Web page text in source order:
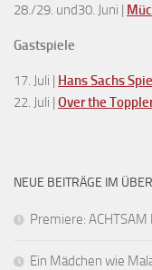
28./29. und30. Juni |
Gastspiele
17. Juli | Hans Sachs
22. Juli | Over the
NEUE BEITRÄGE IM
Premiere:
Ein Mädchen wie